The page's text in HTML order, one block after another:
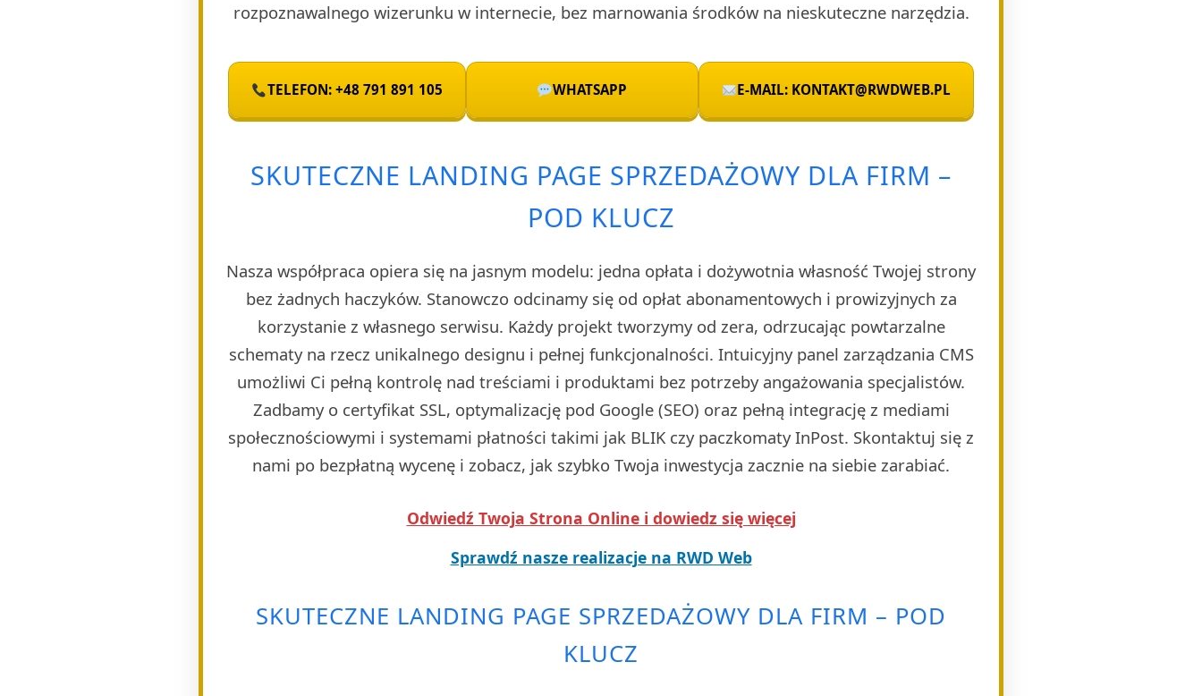
rozpoznawalnego wizerunku w internecie, bez marnowania środków na nieskuteczne narzędzia.
TELEFON: +48 791 891 105 WHATSAPP E-MAIL: KONTAKT@RWDWEB.PL
SKUTECZNE LANDING PAGE SPRZEDAŻOWY DLA FIRM –
POD KLUCZ
Nasza współpraca opiera się na jasnym modelu: jedna opłata i dożywotnia własność Twojej strony
bez żadnych haczyków. Stanowczo odcinamy się od opłat abonamentowych i prowizyjnych za
korzystanie z własnego serwisu. Każdy projekt tworzymy od zera, odrzucając powtarzalne
schematy na rzecz unikalnego designu i pełnej funkcjonalności. Intuicyjny panel zarządzania CMS
umożliwi Ci pełną kontrolę nad treściami i produktami bez potrzeby angażowania specjalistów.
Zadbamy o certyfikat SSL, optymalizację pod Google (SEO) oraz pełną integrację z mediami
społecznościowymi i systemami płatności takimi jak BLIK czy paczkomaty InPost. Skontaktuj się z
nami po bezpłatną wycenę i zobacz, jak szybko Twoja inwestycja zacznie na siebie zarabiać.
Odwiedź Twoja Strona Online i dowiedz się więcej
Sprawdź nasze realizacje na RWD Web
SKUTECZNE LANDING PAGE SPRZEDAŻOWY DLA FIRM – POD
KLUCZ